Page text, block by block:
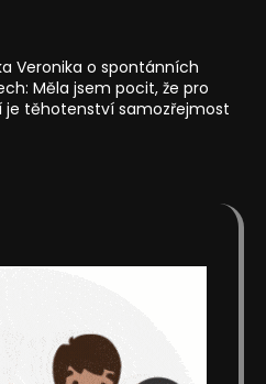
Veronika o spontánních
Měla jsem pocit, že pro
je těhotenství samozřejmost